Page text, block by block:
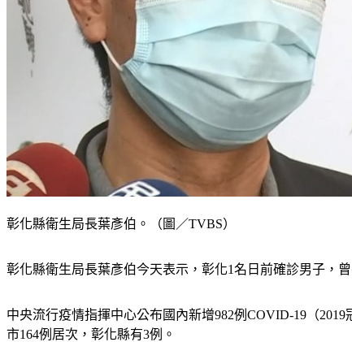
彰化縣衛生局長葉彥伯。（圖／TVBS）
彰化縣衛生局長葉彥伯今天表示，彰化1名日前確診男子，
中央流行疫情指揮中心公布國內新增982例COVID-19（
市164例居次，彰化縣有3例。